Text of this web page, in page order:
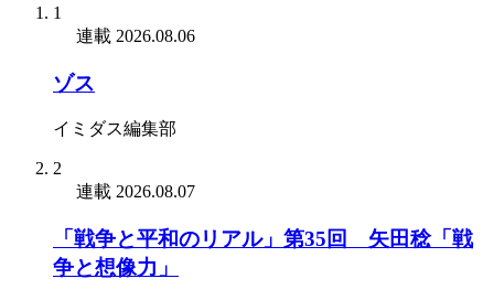
1
連載 2026.08.06
ゾス
イミダス編集部
2
連載 2026.08.07
「戦争と平和のリアル」第35回 矢田稔「戦
争と想像力」